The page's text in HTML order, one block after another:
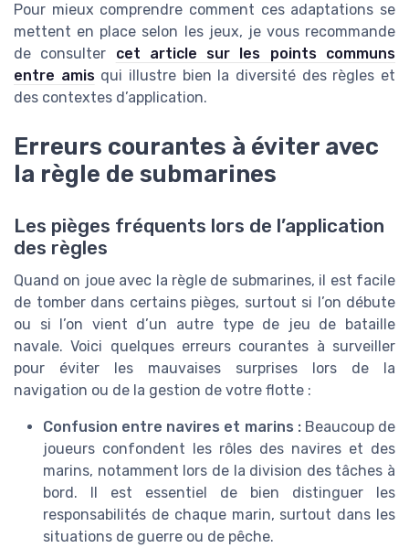
Pour mieux comprendre comment ces adaptations se
mettent en place selon les jeux, je vous recommande
de consulter cet article sur les points communs
entre amisqui illustre bien la diversité des règles et
des contextes d’application.
Erreurs courantes à éviter avec
la règle de submarines
Les pièges fréquents lors de l’application
des règles
Quand on joue avec la règle de submarines, il est facile
de tomber dans certains pièges, surtout si l’on débute
ou si l’on vient d’un autre type de jeu de bataille
navale. Voici quelques erreurs courantes à surveiller
pour éviter les mauvaises surprises lors de la
navigation ou de la gestion de votre flotte :
Confusion entre navires et marins :Beaucoup de
joueurs confondent les rôles des navires et des
marins, notamment lors de la division des tâches à
bord. Il est essentiel de bien distinguer les
responsabilités de chaque marin, surtout dans les
situations de guerre ou de pêche.